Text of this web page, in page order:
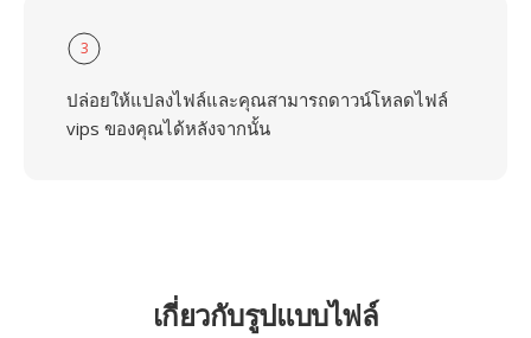
3
ปล่อยให้แปลงไฟล์และคุณสามารถดาวน์โหลดไฟล์
vips ของคุณได้หลังจากนั้น
เกี่ยวกับรูปแบบไฟล์